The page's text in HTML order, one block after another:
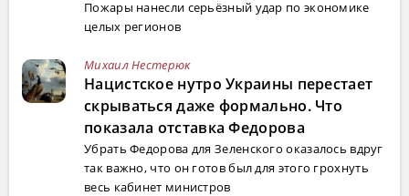
Пожары нанесли серьёзный удар по экономике
целых регионов
Михаил Нестерюк
Нацистское нутро Украины перестает
скрываться даже формально. Что
показала отставка Федорова
Убрать Федорова для Зеленского оказалось вдруг
так важно, что он готов был для этого грохнуть
весь кабинет министров